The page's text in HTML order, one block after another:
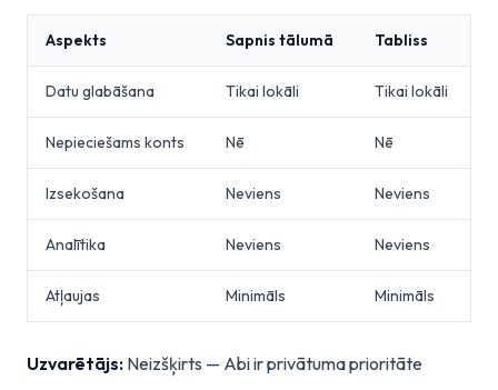
Aspekts Sapnis tālumā Tabliss
Datu glabāšana Tikai lokāli Tikai lokāli
Nepieciešams konts Nē Nē
Izsekošana Neviens Neviens
Analītika Neviens Neviens
Atļaujas Minimāls Minimāls
Uzvarētājs: Neizšķirts — Abi ir privātuma prioritāte